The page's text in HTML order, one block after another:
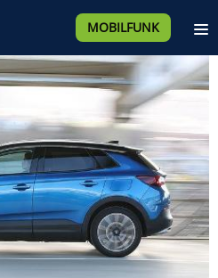
MOBILFUNK